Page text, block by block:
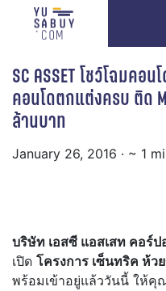
SC ASSET โชว์โฉมคอ
คอนโดตกแต่งครบ ติด
ล้านบาท
January 26, 2016 · ~ 1
บริษัท เอสซี แอสเสท คอร์
เปิด โครงการ เซ็นทริค ห้ว
พร้อมเข้าอยู่แล้ววันนี้ ให้คุ